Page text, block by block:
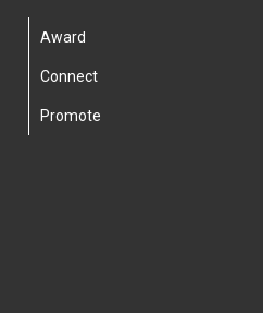
Award
Connect
Promote